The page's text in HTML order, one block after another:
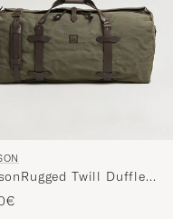
Twill Duffle
Green